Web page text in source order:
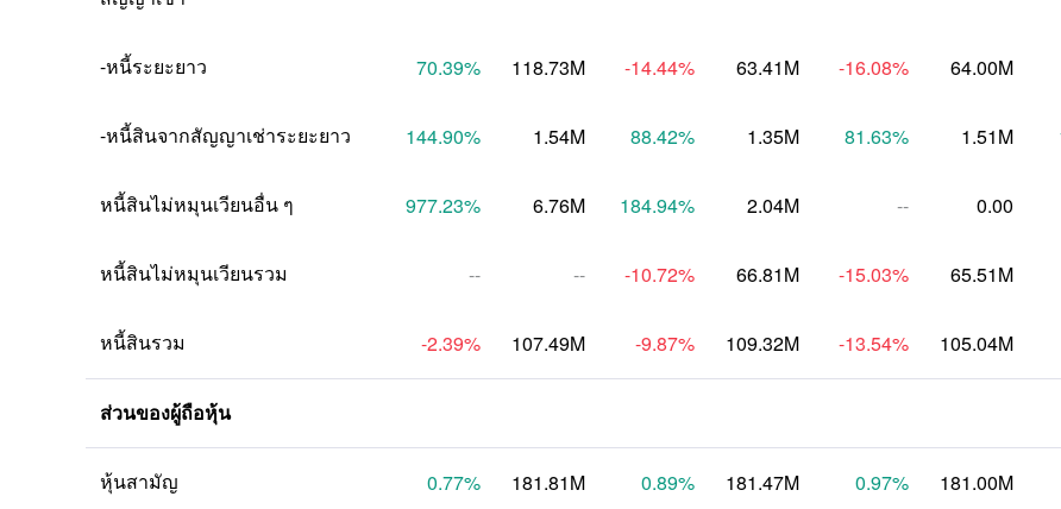
-หนี้ระยะยาว 70.39% 118.73M -14.44% 63.41M -16.08% 64.00M
-หนี้สินจากสัญญาเช่าระยะยาว 144.90% 1.54M 88.42% 1.35M 81.63% 1.51M
หนี้สินไม่หมุนเวียนอื่น ๆ 977.23% 6.76M 184.94% 2.04M -- 0.00
หนี้สินไม่หมุนเวียนรวม -- -- -10.72% 66.81M -15.03% 65.51M
หนี้สินรวม -2.39% 107.49M -9.87% 109.32M -13.54% 105.04M
ส่วนของผู้ถือหุ้น
หุ้นสามัญ 0.77% 181.81M 0.89% 181.47M 0.97% 181.00M